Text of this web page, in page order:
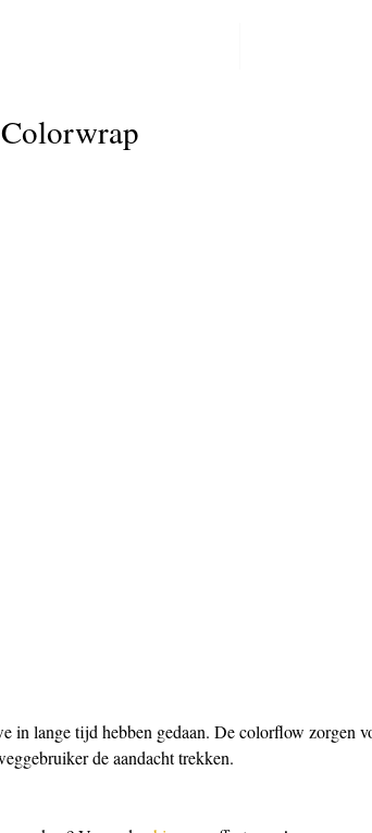
in lange tijd hebben gedaan. De colorflow zorgen
de aandacht trekken.